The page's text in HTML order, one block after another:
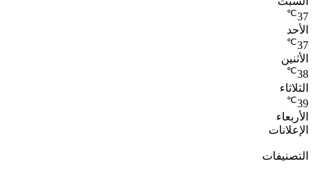
37
℃
الأحد
37
℃
الأثنين
38
℃
الثلاثاء
39
℃
الأربعاء
الإعلانات
التصنيفات